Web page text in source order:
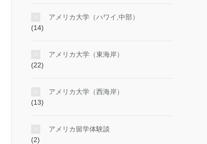
アメリカ大学（ハワイ,中部）
(14)
アメリカ大学（東海岸）
(22)
アメリカ大学（西海岸）
(13)
アメリカ留学体験談
(2)